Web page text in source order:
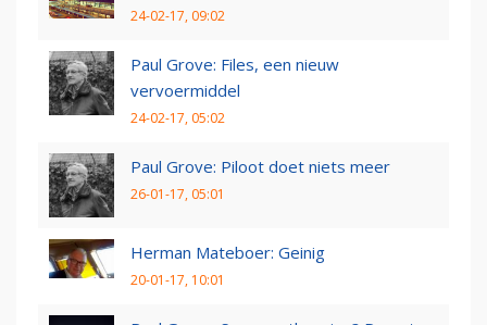
24-02-17, 09:02
Paul Grove: Files, een nieuw
vervoermiddel
24-02-17, 05:02
Paul Grove: Piloot doet niets meer
26-01-17, 05:01
Herman Mateboer: Geinig
20-01-17, 10:01